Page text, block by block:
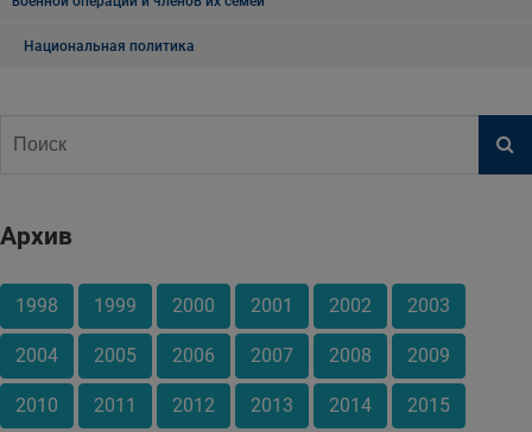
Национальная политика
Архив
1998 1999 2000 2001 2002 2003
2004 2005 2006 2007 2008 2009
2010 2011 2012 2013 2014 2015